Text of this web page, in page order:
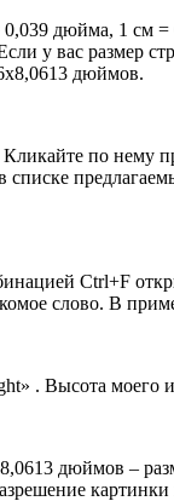
дюйма, 1 см
у вас размер
дюймов.
по нему
списке
Ctrl+F
слово. В
. Высота моего
дюймов –
картинки